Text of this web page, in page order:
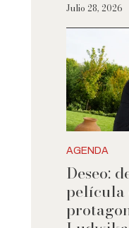
Julio 28, 2026
AGENDA
Deseo:
película